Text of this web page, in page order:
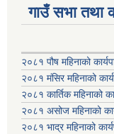
गाउँ सभा तथा
२०८१ पौष महिनाको
२०८१ मंसिर महिनाको
२०८१ कार्तिक महिनाको
२०८१ असोज महिनाको
२०८१ भाद्र महिनाको